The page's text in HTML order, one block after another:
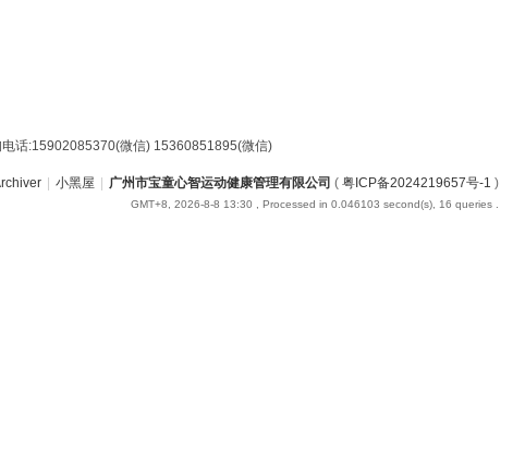
话:15902085370(微信) 15360851895(微信)
小黑屋 广州市宝童心智运动健康管理有限公司 ( 粤ICP备2024219657号-1 )
GMT+8, 2026-8-8 13:30 , Processed in 0.046103 second(s), 16 queries .